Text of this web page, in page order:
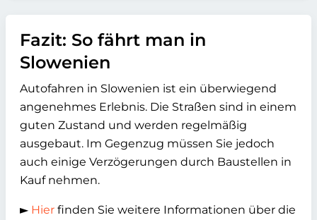
Fazit: So fährt man in
Slowenien
Autofahren in Slowenien ist ein überwiegend
angenehmes Erlebnis. Die Straßen sind in einem
guten Zustand und werden regelmäßig
ausgebaut. Im Gegenzug müssen Sie jedoch
auch einige Verzögerungen durch Baustellen in
Kauf nehmen.
► Hier finden Sie weitere Informationen über die